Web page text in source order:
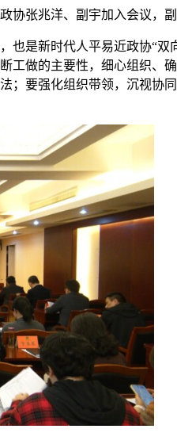
张兆洋、副宇加入会议，副
是新时代人平易近政协“双
工做的主要性，细心组织
；要强化组织带领，沉视